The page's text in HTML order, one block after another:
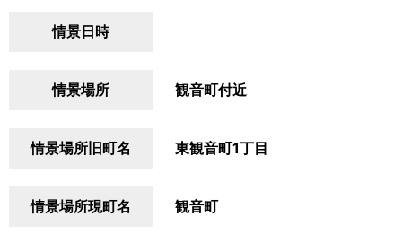
情景日時
情景場所 観音町付近
情景場所旧町名 東観音町1丁目
情景場所現町名 観音町